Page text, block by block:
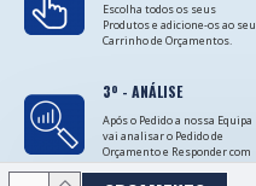
Escolha todos os seus
Produtos e adicione-os ao seu
Carrinho de Orçamentos.
3º - ANÁLISE
Após o Pedido a nossa Equipa
vai analisar o Pedido de
Orçamento e Responder com
as Cotações.